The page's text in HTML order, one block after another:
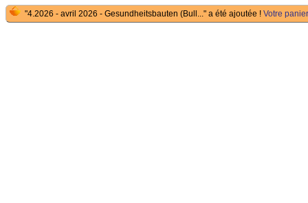
"4.2026 - avril 2026 - Gesundheitsbauten (Bull..." a été ajoutée ! Votre